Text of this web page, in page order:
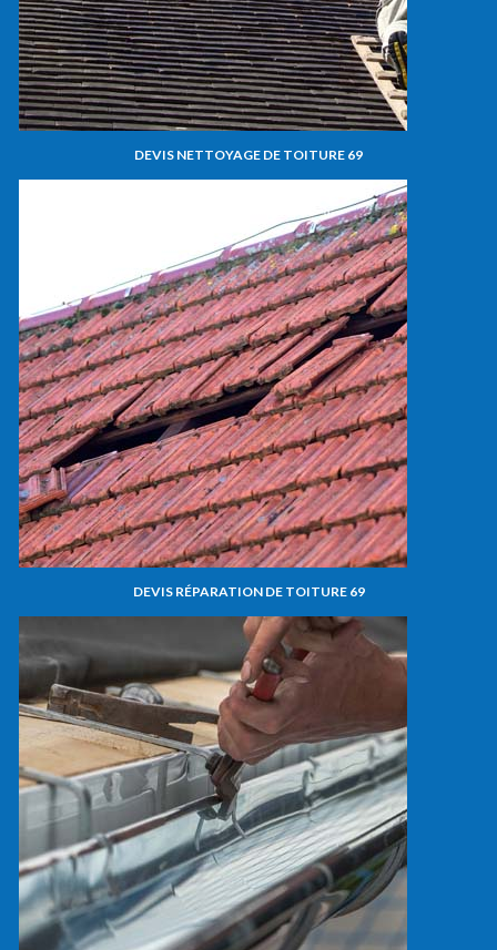
DEVIS NETTOYAGE DE TOITURE 69
DEVIS RÉPARATION DE TOITURE 69